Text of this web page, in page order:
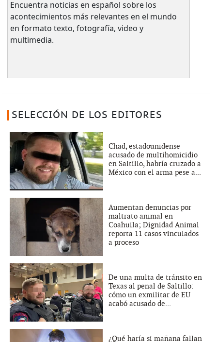
Encuentra noticias en español sobre los
acontecimientos más relevantes en el mundo
en formato texto, fotografía, video y
multimedia.
SELECCIÓN DE LOS EDITORES
Chad, estadounidense
acusado de multihomicidio
en Saltillo, habría cruzado a
México con el arma pese a...
Aumentan denuncias por
maltrato animal en
Coahuila; Dignidad Animal
reporta 11 casos vinculados
a proceso
De una multa de tránsito en
Texas al penal de Saltillo:
cómo un exmilitar de EU
acabó acusado de...
¿Qué haría si mañana fallan